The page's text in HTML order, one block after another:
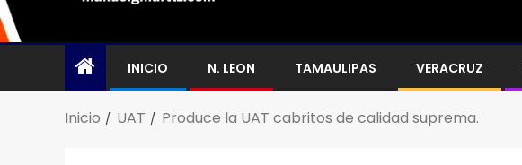
INICIO N. LEON TAMAULIPAS VERACRUZ
Inicio UAT Produce la UAT cabritos de calidad suprema.